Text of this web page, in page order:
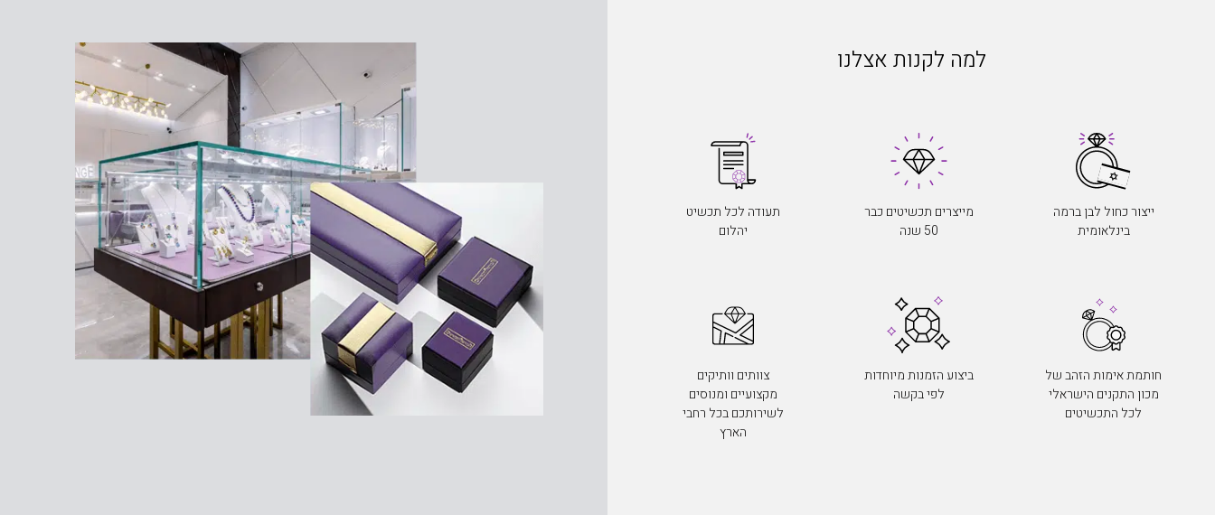
למה לקנות אצלנו
ייצור כחול לבן ברמה
בינלאומית
מייצרים תכשיטים כבר
50 שנה
תעודה לכל תכשיט
יהלום
חותמת אימות הזהב של
מכון התקנים הישראלי
לכל התכשיטים
ביצוע הזמנות מיוחדות
לפי בקשה
צוותים וותיקים
מקצועיים ומנוסים
לשירותכם בכל רחבי
הארץ